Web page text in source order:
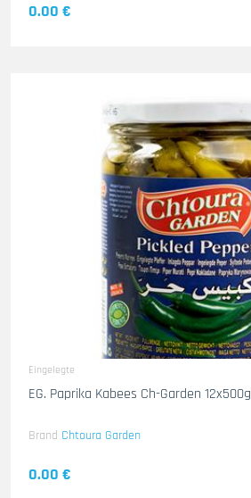
0.00 €
Eingelegte
EG. Paprika Kabees Ch-Garden 12x500g
Brand Chtoura Garden
0.00 €